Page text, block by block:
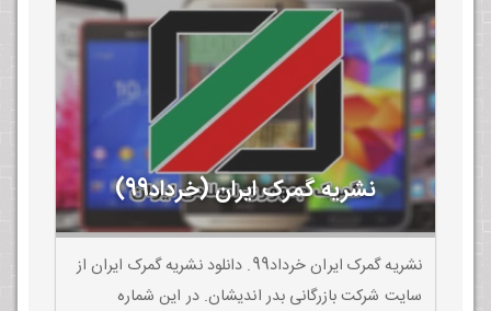
نشریه گمرک ایران (خرداد99)
نشریه گمرک ایران خرداد99. دانلود نشریه گمرک ایران از
سایت شرکت بازرگانی بدر اندیشان. در این شماره